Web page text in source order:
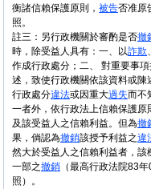
衡諸信賴保護原則， 被告否准原
照。
註三：另行政機關於審酌是否撤
時，除受益人具有：一、以詐欺、
作成行政處分；二、 對重要事
述，致使行政機關依該資料或
行政處分違法或因重大過失而不
一者外，依行政法上信賴保護原
及該受益人之信賴利益。但為撤
果，倘認為撤銷該授予利益之違
然大於受益人之信賴利益者，
一部之撤銷 （最高行政法院83
照）。